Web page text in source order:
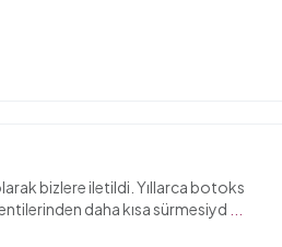
bizlere iletildi. Yıllarca botoks
daha kısa sürmesiyd